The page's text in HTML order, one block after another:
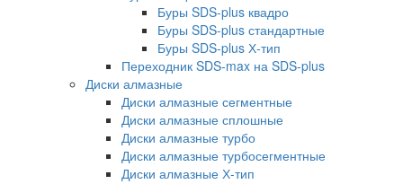
Буры SDS-plus квадро
Буры SDS-plus стандартные
Буры SDS-plus Х-тип
Переходник SDS-max на SDS-plus
Диски алмазные
Диски алмазные сегментные
Диски алмазные сплошные
Диски алмазные турбо
Диски алмазные турбосегментные
Диски алмазные Х-тип